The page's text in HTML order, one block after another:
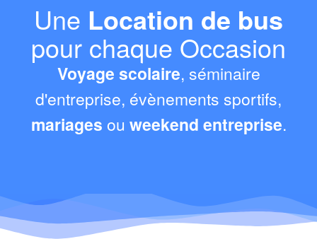
Une Location de bus
pour chaque Occasion
Voyage scolaire, séminaire
d'entreprise, évènements sportifs,
mariages ou weekend entreprise.